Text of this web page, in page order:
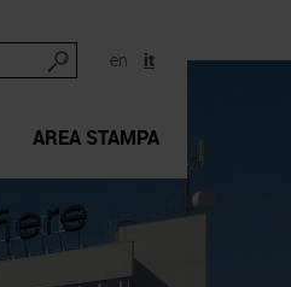
en it
AREA STAMPA